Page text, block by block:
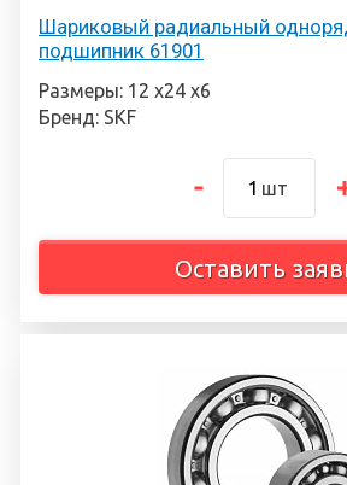
Шариковый радиальный
подшипник 61901
Размеры: 12 х24 х6
Бренд: SKF
шт
Оставить